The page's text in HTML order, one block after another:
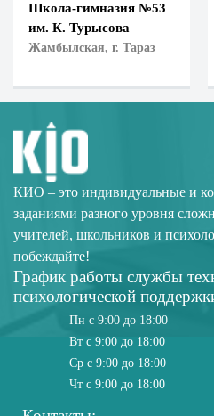
Школа-гимназия №53
им. К. Турысова
Жамбылская, г. Тараз
КИО – это индивидуальные и
заданиями разного уровня
учителей, школьников и
побеждайте!
График работы службы
психологической
Пн с 9:00 до 18:00
Вт с 9:00 до 18:00
Ср с 9:00 до 18:00
Чт с 9:00 до 18:00